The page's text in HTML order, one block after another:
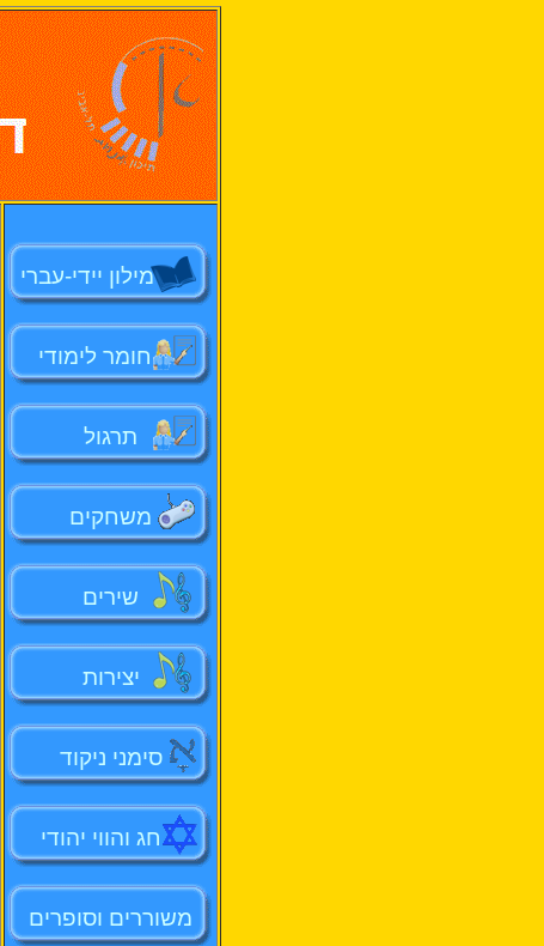
מילון יידי-עברי
חומר לימודי
תרגול
משחקים
שירים
יצירות
סימני ניקוד
חג והווי יהודי
משוררים וסופרים